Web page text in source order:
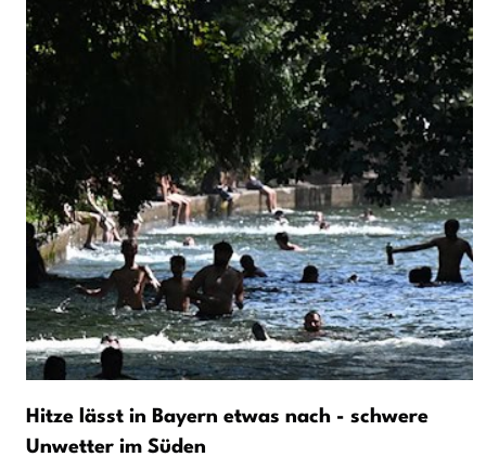
Hitze lässt in Bayern etwas nach - schwere
Unwetter im Süden